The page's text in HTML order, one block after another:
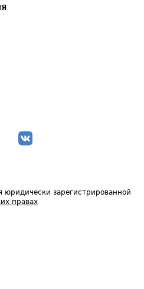
юридически зарегистрированной
правах